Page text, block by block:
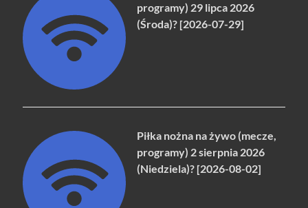
programy) 29 lipca 2026
(Środa)? [2026-07-29]
Piłka nożna na żywo (mecze,
programy) 2 sierpnia 2026
(Niedziela)? [2026-08-02]